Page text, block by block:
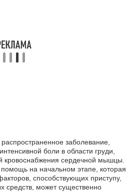
заболевание,
боли в области груди,
кровоснабжения сердечной мышцы.
на начальном этапе, которая
способствующих приступу,
средств, может существенно